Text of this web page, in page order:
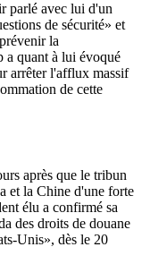
parlé avec lui d'un
de sécurité» et
la
a quant à lui évoqué
arrêter l'afflux massif
de cette
après que le tribun
et la Chine d'une forte
élu a confirmé sa
des droits de douane
Unis», dès le 20